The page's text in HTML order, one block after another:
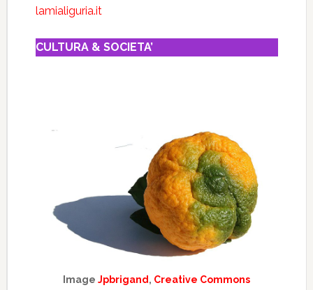
lamialiguria.it
CULTURA & SOCIETA’
ImageJpbrigand, Creative Commons